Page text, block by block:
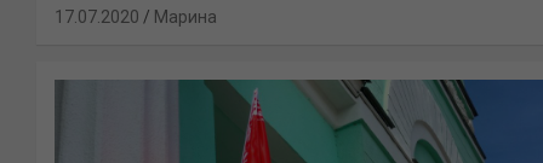
17.07.2020 Марина